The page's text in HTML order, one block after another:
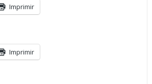
Imprimir
Imprimir